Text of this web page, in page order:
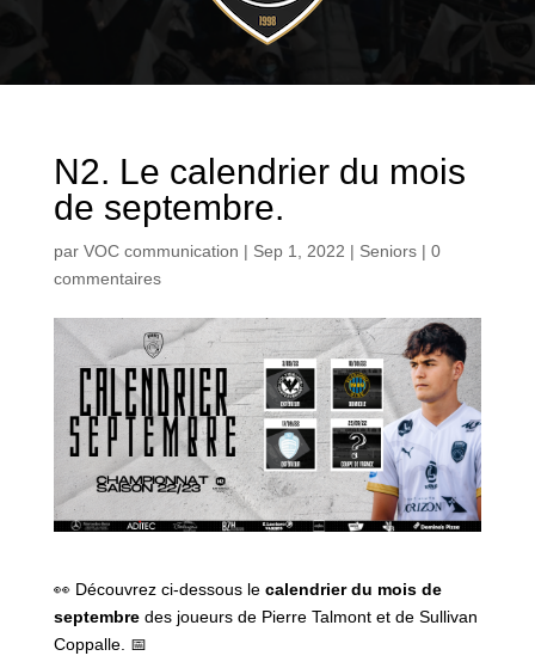
N2. Le calendrier du mois
de septembre.
par VOC communication | Sep 1, 2022 | Seniors| 0
commentaires
👀 Découvrez ci-dessous le calendrier du mois de
septembredes joueurs de Pierre Talmont et de Sullivan
Coppalle. 📅